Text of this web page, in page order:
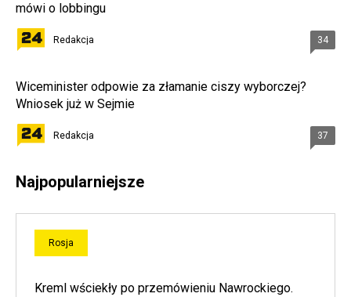
mówi o lobbingu
Redakcja 34
Wiceminister odpowie za złamanie ciszy wyborczej?
Wniosek już w Sejmie
Redakcja 37
Najpopularniejsze
Rosja
Kreml wściekły po przemówieniu Nawrockiego.